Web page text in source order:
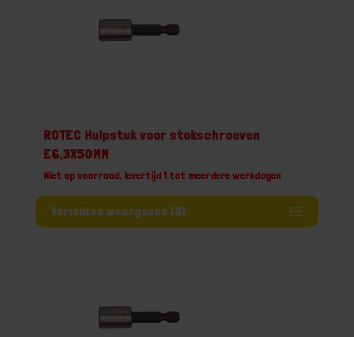
ROTEC Hulpstuk voor stokschroeven
E6,3X50MM
Niet op voorraad, levertijd 1 tot meerdere werkdagen
Varianten weergeven (3)